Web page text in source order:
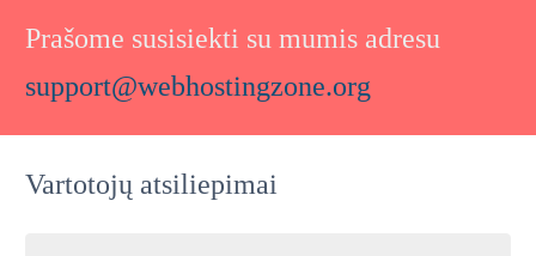
Prašome susisiekti su mumis adresu
support@webhostingzone.org
Vartotojų atsiliepimai